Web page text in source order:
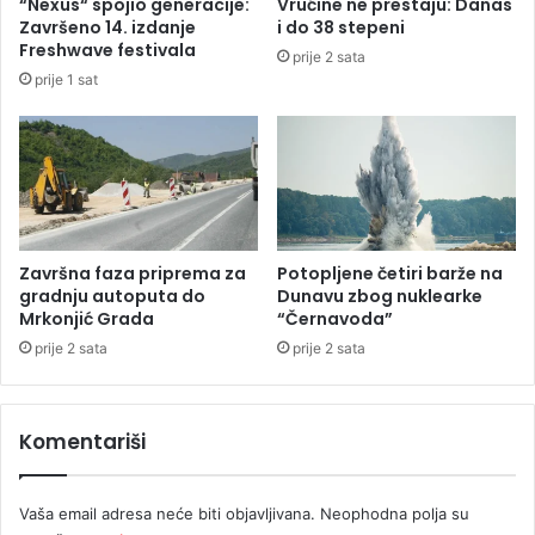
d
i
š
t
v
a
B
i
H
Završeno 14. izdanje
Freshwave festivala
prije 1 sat
i do 38 stepeni
prije 2 sata
Završna faza priprema za
gradnju autoputa do
Mrkonjić Grada
prije 2 sata
Potopljene četiri barže na
Dunavu zbog nuklearke
“Černavoda”
prije 2 sata
Komentariši
Vaša email adresa neće biti objavljivana. Neophodna polja su